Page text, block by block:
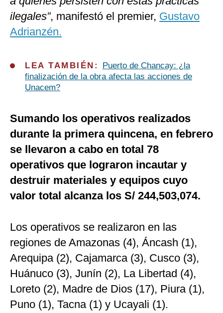
ilegales”, manifestó el premier, Gustavo
Adrianzén.
LEA TAMBIÉN:
Puerto de Chancay: ¿la
finalización de la obra afecta las acciones de
Unacem?
Sumando los operativos realizados
durante la primera quincena, en febrero
se llevaron a cabo en total 78
operativos que lograron incautar y
destruir materiales y equipos cuyo
valor total alcanza los S/ 244,503,074.
Los operativos se realizaron en las
regiones de Amazonas (4), Áncash (1),
Arequipa (2), Cajamarca (3), Cusco (3),
Huánuco (3), Junín (2), La Libertad (4),
Loreto (2), Madre de Dios (17), Piura (1),
Puno (1), Tacna (1) y Ucayali (1).